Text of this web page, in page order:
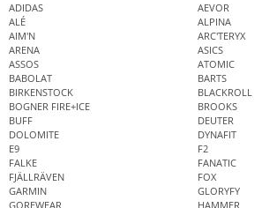
ADIDAS
AEVOR
ALÉ
ALPINA
AIM'N
ARC'TERYX
ARENA
ASICS
ASSOS
ATOMIC
BABOLAT
BARTS
BIRKENSTOCK
BLACKROLL
BOGNER FIRE+ICE
BROOKS
BUFF
DEUTER
DOLOMITE
DYNAFIT
E9
F2
FALKE
FANATIC
FJÄLLRÄVEN
FOX
GARMIN
GLORYFY
GOREWEAR
HAMMER